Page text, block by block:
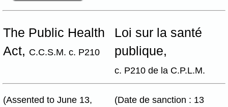
The Public Health
Act, C.C.S.M. c. P210
Loi sur la santé
publique,
c. P210 de la C.P.L.M.
(Assented to June 13,
(Date de sanction : 13